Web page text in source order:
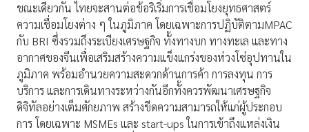
ขณะเดียวกัน ไทยจะสานต่อข้อริเริ่มการเชื่อมโยงยุทธศาสตร์
ความเชื่อมโยงต่าง ๆ ในภูมิภาค โดยเฉพาะการปฏิบัติตามMPAC
กับ BRI ซึ่งรวมถึงระเบียงเศรษฐกิจ ทั้งทางบก ทางทะเล และทาง
อากาศของจีนเพื่อเสริมสร้างความแข็งแกร่งของห่วงโซ่อุปทานใน
ภูมิภาค พร้อมอำนวยความสะดวกด้านการค้า การลงทุน การ
บริการ และการเดินทางระหว่างกันอีกทั้งควรพัฒนาเศรษฐกิจ
ดิจิทัลอย่างเต็มศักยภาพ สร้างขีดความสามารถให้แก่ผู้ประกอบ
การ โดยเฉพาะ MSMEs และ start-ups ในการเข้าถึงแหล่งเงิน